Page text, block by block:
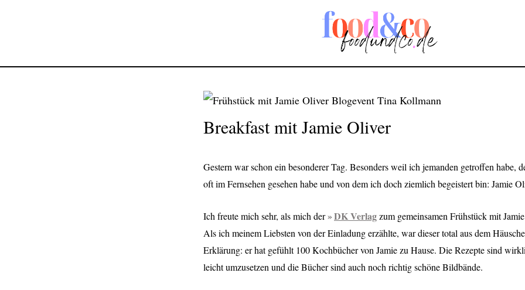
Breakfast mit Jamie Oliver
Gestern war schon ein besonderer Tag. Besonders weil ich jemanden getroffen habe,
oft im Fernsehen gesehen habe und von dem ich doch ziemlich begeistert bin: Jamie
Ich freute mich sehr, als mich der DK Verlagzum gemeinsamen Frühstück mit
Als ich meinem Liebsten von der Einladung erzählte, war dieser total aus dem
Erklärung: er hat gefühlt 100 Kochbücher von Jamie zu Hause. Die Rezepte sind
leicht umzusetzen und die Bücher sind auch noch richtig schöne Bildbände.